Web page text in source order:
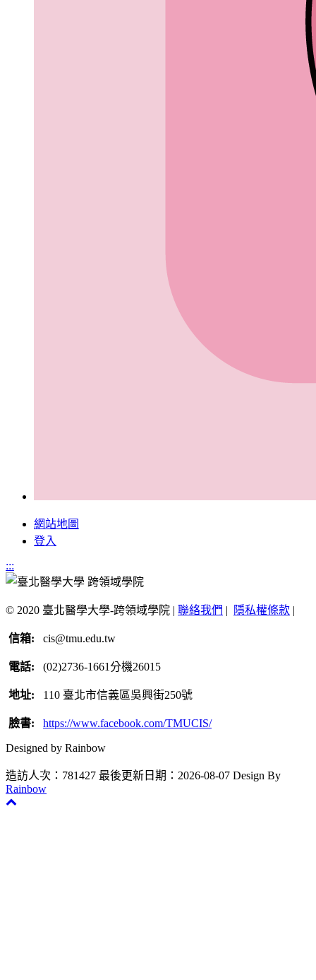
網站地圖
登入
:::
© 2020 臺北醫學大學-跨領域學院 | 聯絡我們 | 隱私權條款 |
信箱: cis@tmu.edu.tw
電話: (02)2736-1661分機26015
地址: 110 臺北市信義區吳興街250號
臉書: https://www.facebook.com/TMUCIS/
Designed by Rainbow
造訪人次：781427 最後更新日期：2026-08-07 Design By
Rainbow